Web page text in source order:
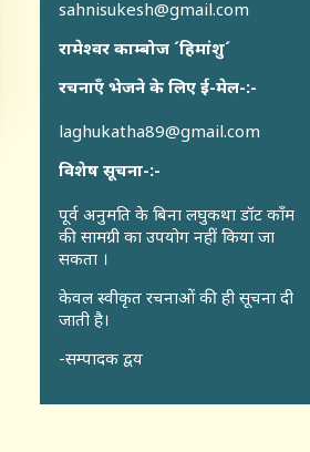
sahnisukesh@gmail.com
रामेश्वर काम्बोज ´हिमांशु´
रचनाएँ भेजने के लिए ई-मेल-:-
laghukatha89@gmail.com
विशेष सूचना-:-
पूर्व अनुमति के बिना लघुकथा डॉट कॉंम
की सामग्री का उपयोग नहीं किया जा
सकता ।
केवल स्वीकृत रचनाओं की ही सूचना दी
जाती है।
-सम्पादक द्वय